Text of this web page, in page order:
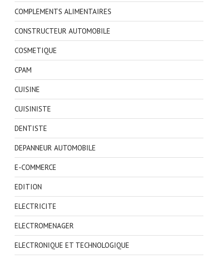
COMPLEMENTS ALIMENTAIRES
CONSTRUCTEUR AUTOMOBILE
COSMETIQUE
CPAM
CUISINE
CUISINISTE
DENTISTE
DEPANNEUR AUTOMOBILE
E-COMMERCE
EDITION
ELECTRICITE
ELECTROMENAGER
ELECTRONIQUE ET TECHNOLOGIQUE